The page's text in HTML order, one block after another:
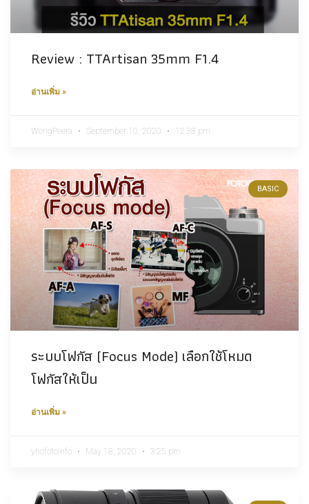
Review : TTArtisan 35mm F1.4
อ่านเพิ่ม »
WongPeera September 10, 2020 12:38 pm
BASIC
ระบบโฟกัส (Focus Mode) เลือกใช้โหมด
โฟกัสให้เป็น
อ่านเพิ่ม »
yhofotoinfo May 18, 2020 3:25 pm